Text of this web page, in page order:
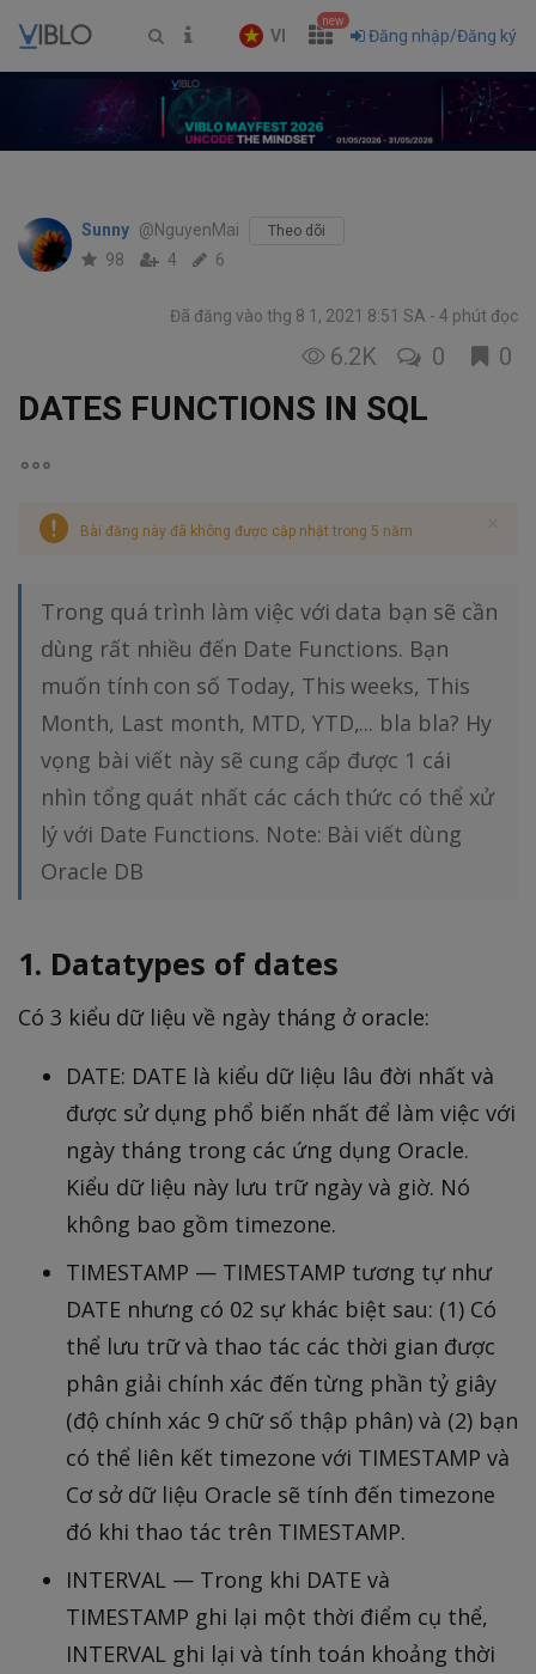
VI
new
Đăng nhập/Đăng ký
Sunny @NguyenMai Theo dõi
98 4 6
Đã đăng vào thg 8 1, 2021 8:51 SA 4 phút đọc
6.2K 0 0
DATES FUNCTIONS IN SQL
Bài đăng này đã không được cập nhật trong 5 năm
Trong quá trình làm việc với data bạn sẽ cần
dùng rất nhiều đến Date Functions. Bạn
muốn tính con số Today, This weeks, This
Month, Last month, MTD, YTD,... bla bla? Hy
vọng bài viết này sẽ cung cấp được 1 cái
nhìn tổng quát nhất các cách thức có thể xử
lý với Date Functions. Note: Bài viết dùng
Oracle DB
1. Datatypes of dates
Có 3 kiểu dữ liệu về ngày tháng ở oracle:
DATE: DATE là kiểu dữ liệu lâu đời nhất và
được sử dụng phổ biến nhất để làm việc với
ngày tháng trong các ứng dụng Oracle.
Kiểu dữ liệu này lưu trữ ngày và giờ. Nó
không bao gồm timezone.
TIMESTAMP — TIMESTAMP tương tự như
DATE nhưng có 02 sự khác biệt sau: (1) Có
thể lưu trữ và thao tác các thời gian được
phân giải chính xác đến từng phần tỷ giây
(độ chính xác 9 chữ số thập phân) và (2) bạn
có thể liên kết timezone với TIMESTAMP và
Cơ sở dữ liệu Oracle sẽ tính đến timezone
đó khi thao tác trên TIMESTAMP.
INTERVAL — Trong khi DATE và
TIMESTAMP ghi lại một thời điểm cụ thể,
INTERVAL ghi lại và tính toán khoảng thời